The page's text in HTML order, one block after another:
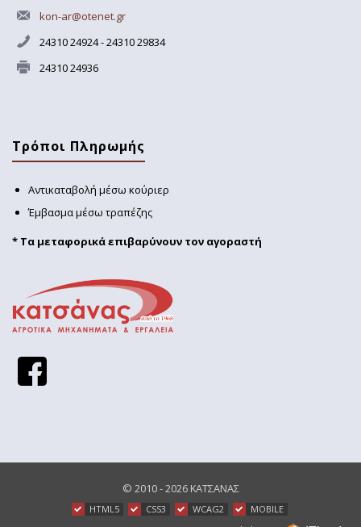
kon-ar@otenet.gr
24310 24924 - 24310 29834
24310 24936
Τρόποι Πληρωμής
Αντικαταβολή μέσω κούριερ
Έμβασμα μέσω τραπέζης
* Τα μεταφορικά επιβαρύνουν τον αγοραστή
© 2010 - 2026 ΚΑΤΣΑΝΑΣ
HTML5 CSS3 WCAG2 MOBILE